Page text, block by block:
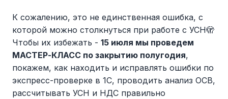
К сожалению, это не единственная ошибка, с
которой можно столкнуться при работе с УСН🫣
Чтобы их избежать - 15 июля мы проведем
МАСТЕР-КЛАСС по закрытию полугодия,
покажем, как находить и исправлять ошибки по
экспресс-проверке в 1С, проводить анализ ОСВ,
рассчитывать УСН и НДС правильно